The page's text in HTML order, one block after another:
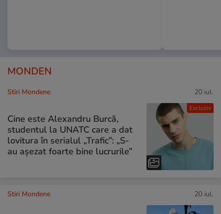
MONDEN
Exclusiv
Stiri Mondene 20 iul.
Cine este Alexandru Burcă,
studentul la UNATC care a dat
lovitura în serialul „Trafic”: „S-
au așezat foarte bine lucrurile”
Stiri Mondene 20 iul.